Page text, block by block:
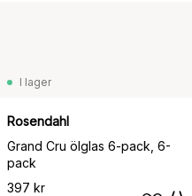
I lager
Rosendahl
Grand Cru ölglas 6-pack, 6-
pack
397 kr